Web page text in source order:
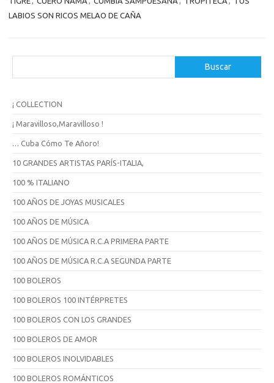
LABIOS SON RICOS MELAO DE CAÑA
a
Buscar
¡ COLLECTION
¡ Maravilloso,Maravilloso !
… Cuba Cómo Te Añoro!
10 GRANDES ARTISTAS PARÍS-ITALIA,
100 % ITALIANO
100 AÑOS DE JOYAS MUSICALES
100 AÑOS DE MÚSICA
100 AÑOS DE MÚSICA R.C.A PRIMERA PARTE
100 AÑOS DE MÚSICA R.C.A SEGUNDA PARTE
100 BOLEROS
100 BOLEROS 100 INTÉRPRETES
100 BOLEROS CON LOS GRANDES
100 BOLEROS DE AMOR
100 BOLEROS INOLVIDABLES
100 BOLEROS ROMÁNTICOS